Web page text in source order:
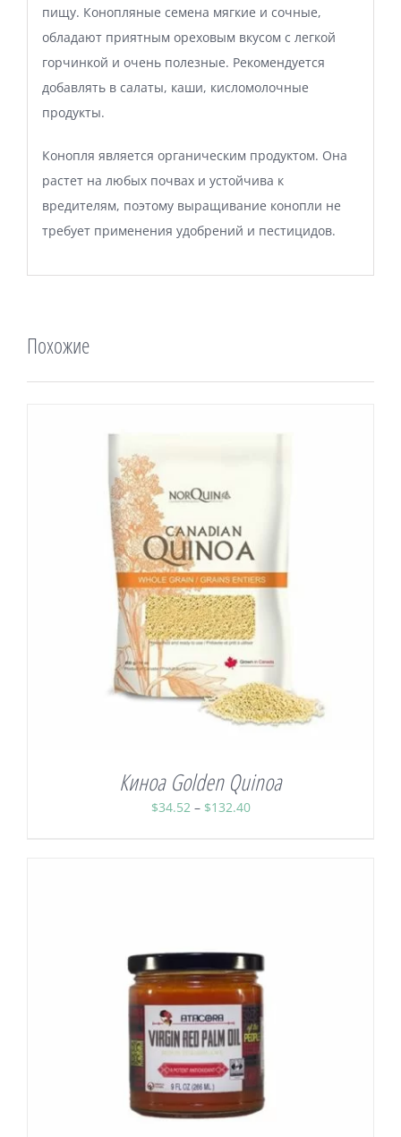
пищу. Конопляные семена мягкие и сочные,
обладают приятным ореховым вкусом с легкой
горчинкой и очень полезные. Рекомендуется
добавлять в салаты, каши, кисломолочные
продукты.
Конопля является органическим продуктом. Она
растет на любых почвах и устойчива к
вредителям, поэтому выращивание конопли не
требует применения удобрений и пестицидов.
Похожие
Киноа Golden Quinoa
$34.52 – $132.40Диапазон